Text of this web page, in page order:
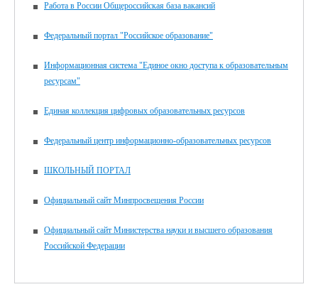
Работа в России Общероссийская база вакансий
Федеральный портал "Российское образование"
Информационная система "Единое окно доступа к образовательным
ресурсам"
Единая коллекция цифровых образовательных ресурсов
Федеральный центр информационно-образовательных ресурсов
ШКОЛЬНЫЙ ПОРТАЛ
Официальный сайт Минпросвещения России
Официальный сайт Министерства науки и высшего образования
Российской Федерации